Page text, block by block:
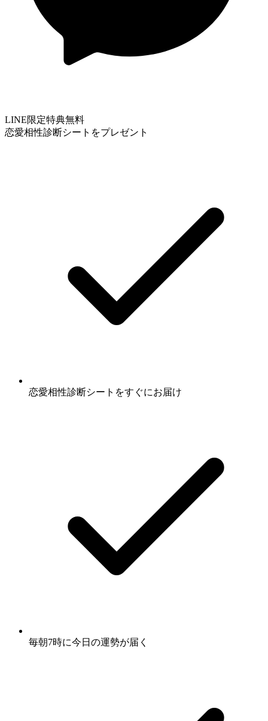
LINE限定特典無料
恋愛相性診断シートをプレゼント
恋愛相性診断シート をすぐにお届け
毎朝7時に今日の運勢が届く